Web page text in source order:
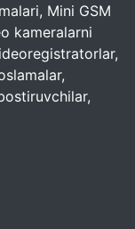
Mini GSM
kameralarni